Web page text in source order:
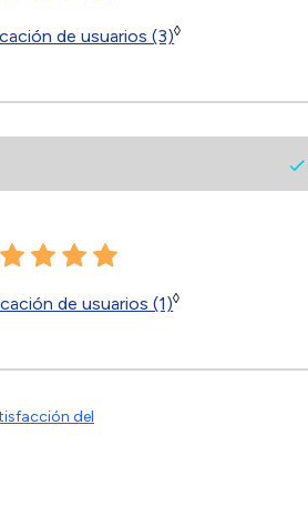
de usuarios (3)◊
de usuarios (1)◊
del